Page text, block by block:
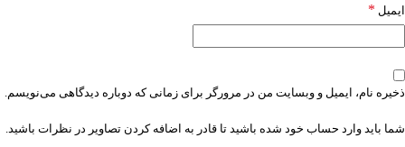
ایمیل *
ذخیره نام، ایمیل و وبسایت من در مرورگر برای زمانی که دوباره دیدگاهی می‌نویسم.
شما باید وارد حساب خود شده باشید تا قادر به اضافه کردن تصاویر در نظرات باشید.